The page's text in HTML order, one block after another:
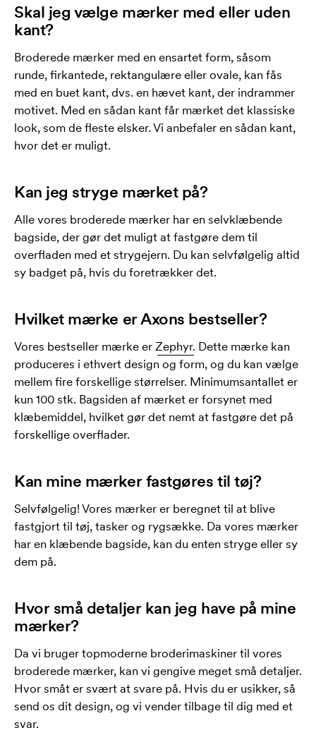
Skal jeg vælge mærker med eller uden
kant?
Broderede mærker med en ensartet form, såsom
runde, firkantede, rektangulære eller ovale, kan fås
med en buet kant, dvs. en hævet kant, der indrammer
motivet. Med en sådan kant får mærket det klassiske
look, som de fleste elsker. Vi anbefaler en sådan kant,
hvor det er muligt.
Kan jeg stryge mærket på?
Alle vores broderede mærker har en selvklæbende
bagside, der gør det muligt at fastgøre dem til
overfladen med et strygejern. Du kan selvfølgelig altid
sy badget på, hvis du foretrækker det.
Hvilket mærke er Axons bestseller?
Vores bestseller mærke erZephyr. Dette mærke kan
produceres i ethvert design og form, og du kan vælge
mellem fire forskellige størrelser. Minimumsantallet er
kun 100 stk. Bagsiden af ​​mærket er forsynet med
klæbemiddel, hvilket gør det nemt at fastgøre det på
forskellige overflader.
Kan mine mærker fastgøres til tøj?
Selvfølgelig! Vores mærker er beregnet til at blive
fastgjort til tøj, tasker og rygsække. Da vores mærker
har en klæbende bagside, kan du enten stryge eller sy
dem på.
Hvor små detaljer kan jeg have på mine
mærker?
Da vi bruger topmoderne broderimaskiner til vores
broderede mærker, kan vi gengive meget små detaljer.
Hvor småt er svært at svare på. Hvis du er usikker, så
send os dit design, og vi vender tilbage til dig med et
svar.